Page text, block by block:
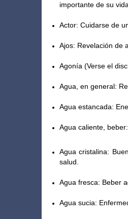
importante de su
Actor: Cuidarse de
Ajos: Revelación de
Agonía (Verse el
Agua, en general:
Agua estancada:
Agua caliente,
Agua cristalina:
salud.
Agua fresca: Beber
Agua sucia: